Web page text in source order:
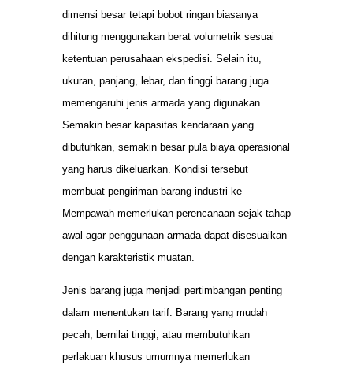
dimensi besar tetapi bobot ringan biasanya
dihitung menggunakan berat volumetrik sesuai
ketentuan perusahaan ekspedisi. Selain itu,
ukuran, panjang, lebar, dan tinggi barang juga
memengaruhi jenis armada yang digunakan.
Semakin besar kapasitas kendaraan yang
dibutuhkan, semakin besar pula biaya operasional
yang harus dikeluarkan. Kondisi tersebut
membuat pengiriman barang industri ke
Mempawah memerlukan perencanaan sejak tahap
awal agar penggunaan armada dapat disesuaikan
dengan karakteristik muatan.
Jenis barang juga menjadi pertimbangan penting
dalam menentukan tarif. Barang yang mudah
pecah, bernilai tinggi, atau membutuhkan
perlakuan khusus umumnya memerlukan